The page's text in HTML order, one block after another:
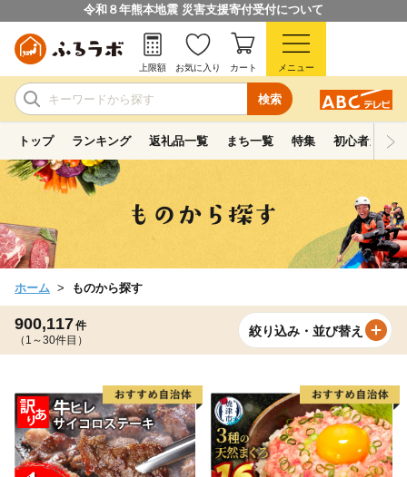
令和８年熊本地震 災害支援寄付受付について
検索
上限額 お気に入り カート メニュー
トップ ランキング 返礼品一覧 まち一覧 特集 初心者ガイド
ホーム ものから探す
900,117件
（1～30件目）
絞り込み・並び替え